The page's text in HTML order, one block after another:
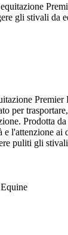
gli stivali da
Premier
per
Prodotta
l'attenzione ai
puliti gli